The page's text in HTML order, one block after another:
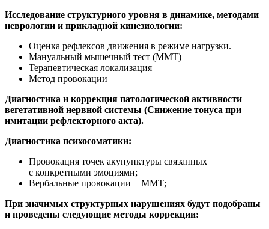
Исследование структурного уровня в динамике, методами
неврологии и прикладной кинезиологии:
Оценка рефлексов движения в режиме нагрузки.
Мануальный мышечный тест (ММТ)
Терапевтическая локализация
Метод провокации
Диагностика и коррекция патологической активности
вегетативной нервной системы (Снижение тонуса при
имитации рефлекторного акта).
Диагностика психосоматики:
Провокация точек акупунктуры связанных
с конкретными эмоциями;
Вербальные провокации + ММТ;
При значимых структурных нарушениях будут подобраны
и проведены следующие методы коррекции: